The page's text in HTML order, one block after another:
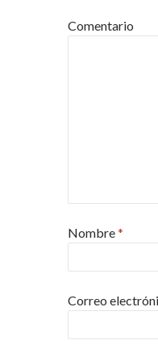
Comentario
Nombre*
Correo